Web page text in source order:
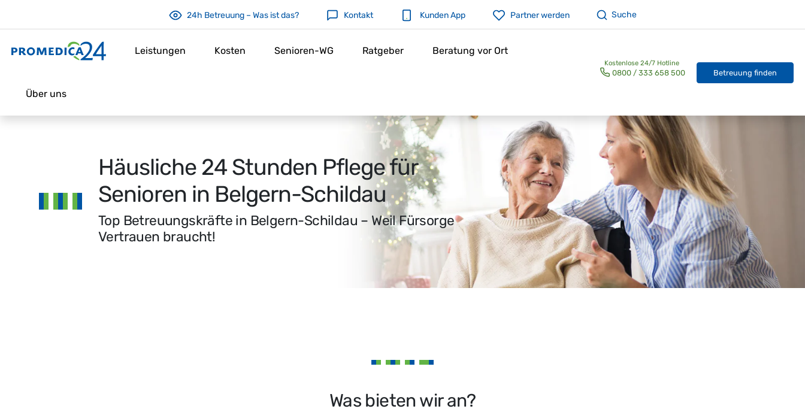
24h Betreuung – Was ist das? Kontakt Kunden App Partner werden Suche
Leistungen Kosten Senioren-WG Ratgeber Beratung vor Ort
Über uns
0800 / 333 658 500 Betreuung finden
Häusliche 24 Stunden Pflege für
Senioren in Belgern-Schildau
Top Betreuungskräfte in Belgern-Schildau – Weil Fürsorge
Vertrauen braucht!
Was bieten wir an?